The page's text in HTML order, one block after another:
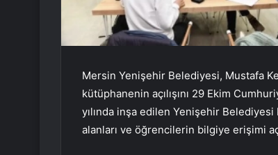
Mersin Yenişehir Belediyesi, Mustafa
kütüphanenin açılışını 29 Ekim
yılında inşa edilen Yenişehir
alanları ve öğrencilerin bilgiye erişimi